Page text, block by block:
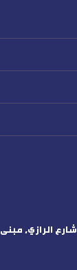
مبنى 96, الطابق 3